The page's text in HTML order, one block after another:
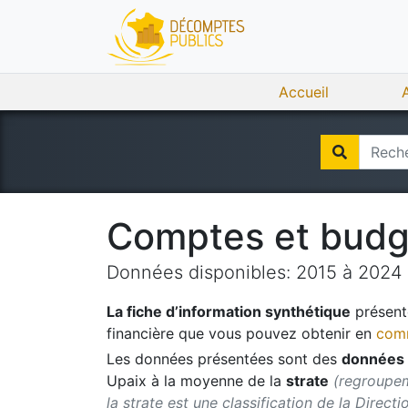
Accueil
Comptes et
Données disponibles: 2015 à 2024
La fiche d’information synthétique
financière que vous pouvez obtenir en
Les données présentées sont des données
Upaix à la moyenne de la strate
la strate est une classification de la